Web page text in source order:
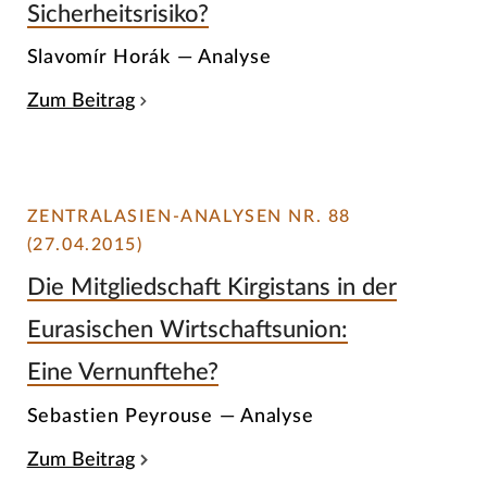
Sicherheitsrisiko?
Slavomír Horák — Analyse
Zum Beitrag
ZENTRALASIEN-ANALYSEN NR. 88
(27.04.2015)
Die Mitgliedschaft Kirgistans in der
Eurasischen Wirtschaftsunion:
Eine Vernunftehe?
Sebastien Peyrouse — Analyse
Zum Beitrag